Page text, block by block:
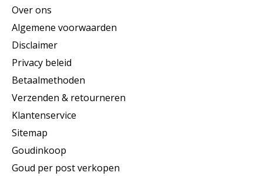
Over ons
Algemene voorwaarden
Disclaimer
Privacy beleid
Betaalmethoden
Verzenden & retourneren
Klantenservice
Sitemap
Goudinkoop
Goud per post verkopen